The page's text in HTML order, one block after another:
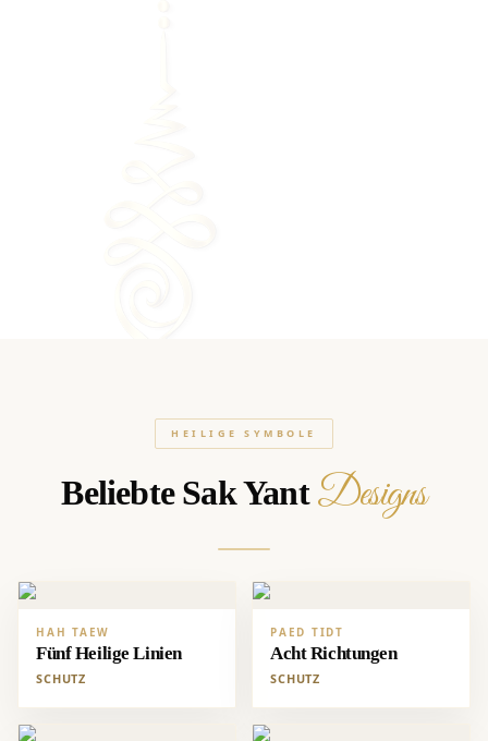
HEILIGE SYMBOLE
Beliebte Sak Yant Designs
HAH TAEW
Fünf Heilige Linien
SCHUTZ
PAED TIDT
Acht Richtungen
SCHUTZ